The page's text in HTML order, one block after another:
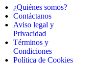
¿Quiénes somos?
Contáctanos
Aviso legal y
Privacidad
Términos y
Condiciones
Política de Cookies